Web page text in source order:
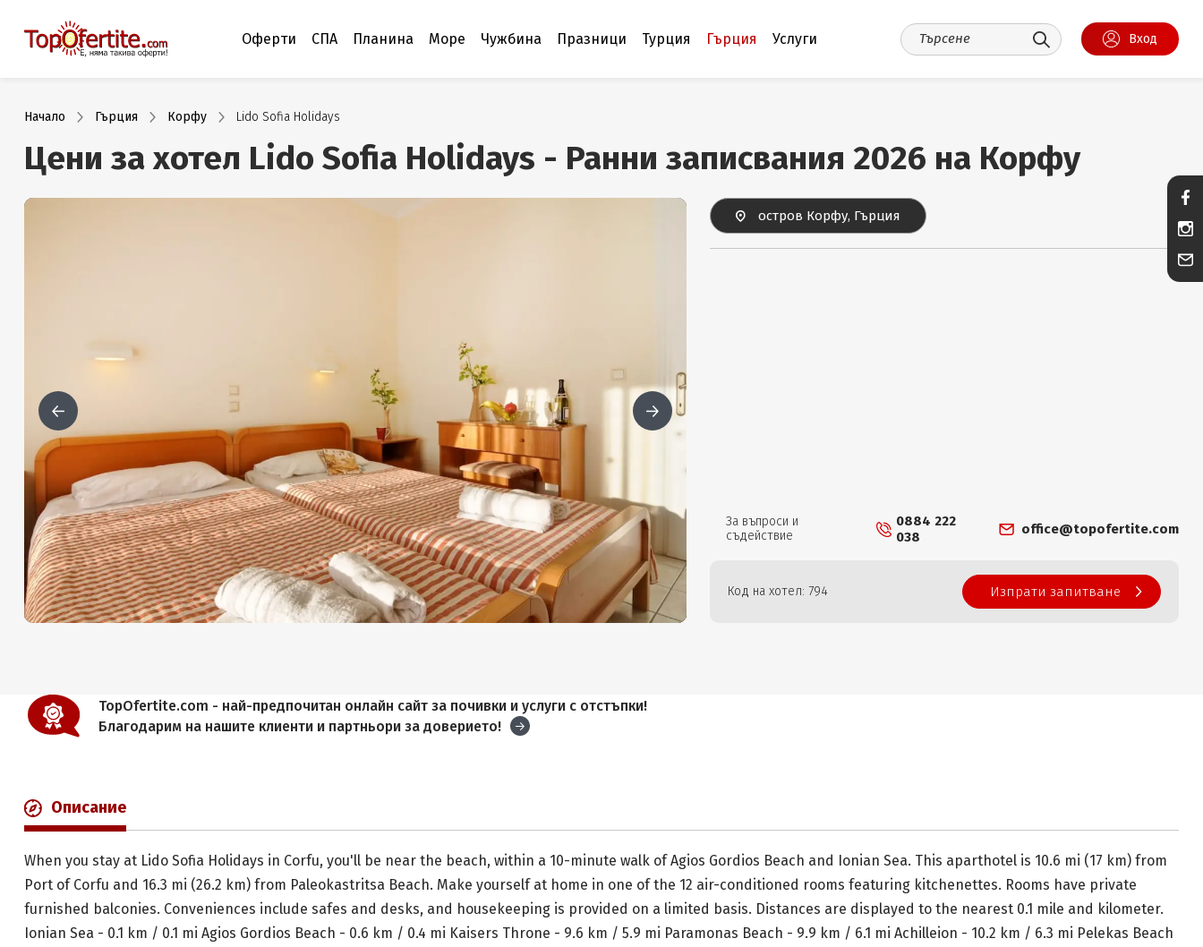
Оферти СПА Планина Море Чужбина Празници Турция Гърция Услуги Вход
Начало Гърция Корфу Lido Sofia Holidays
Цени за хотел Lido Sofia Holidays - Ранни записвания 2026 на Корфу
остров Корфу, Гърция
За въпроси и
съдействие
0884 222
038
office@topofertite.com
Код на хотел: 794 Изпрати запитване
TopOfertite.com - най-предпочитан онлайн сайт за почивки и услуги с отстъпки!
Благодарим на нашите клиенти и партньори за доверието!
Описание
When you stay at Lido Sofia Holidays in Corfu, you'll be near the beach, within a 10-minute walk of Agios Gordios Beach and Ionian Sea. This aparthotel is 10.6 mi (17 km) from
Port of Corfu and 16.3 mi (26.2 km) from Paleokastritsa Beach. Make yourself at home in one of the 12 air-conditioned rooms featuring kitchenettes. Rooms have private
furnished balconies. Conveniences include safes and desks, and housekeeping is provided on a limited basis. Distances are displayed to the nearest 0.1 mile and kilometer.
Ionian Sea - 0.1 km / 0.1 mi Agios Gordios Beach - 0.6 km / 0.4 mi Kaisers Throne - 9.6 km / 5.9 mi Paramonas Beach - 9.9 km / 6.1 mi Achilleion - 10.2 km / 6.3 mi Pelekas Beach